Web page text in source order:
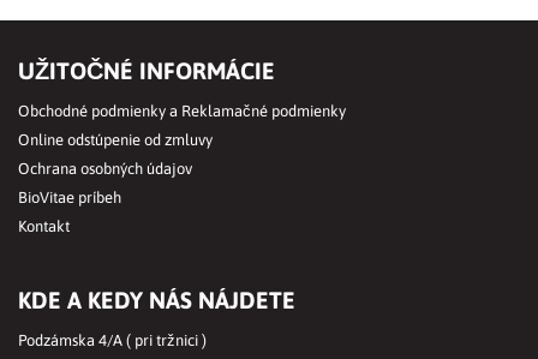
UŽITOČNÉ INFORMÁCIE
Obchodné podmienky a Reklamačné podmienky
Online odstúpenie od zmluvy
Ochrana osobných údajov
BioVitae príbeh
Kontakt
KDE A KEDY NÁS NÁJDETE
Podzámska 4/A ( pri tržnici )